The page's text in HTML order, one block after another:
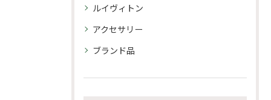
ルイヴィトン
アクセサリー
ブランド品